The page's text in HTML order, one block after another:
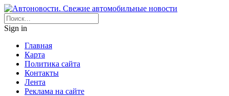
Sign in
Главная
Карта
Политика сайта
Контакты
Лента
Реклама на сайте